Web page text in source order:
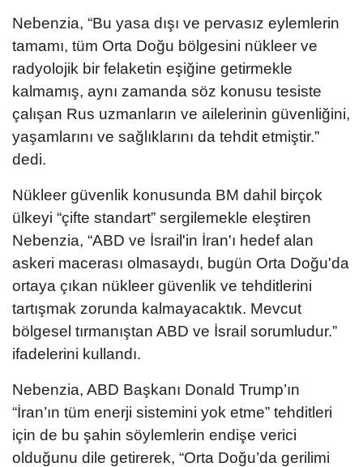
Nebenzia, “Bu yasa dışı ve pervasız eylemlerin
tamamı, tüm Orta Doğu bölgesini nükleer ve
radyolojik bir felaketin eşiğine getirmekle
kalmamış, aynı zamanda söz konusu tesiste
çalışan Rus uzmanların ve ailelerinin güvenliğini,
yaşamlarını ve sağlıklarını da tehdit etmiştir.”
dedi.
Nükleer güvenlik konusunda BM dahil birçok
ülkeyi “çifte standart” sergilemekle eleştiren
Nebenzia, “ABD ve İsrail'in İran'ı hedef alan
askeri macerası olmasaydı, bugün Orta Doğu'da
ortaya çıkan nükleer güvenlik ve tehditlerini
tartışmak zorunda kalmayacaktık. Mevcut
bölgesel tırmanıştan ABD ve İsrail sorumludur.”
ifadelerini kullandı.
Nebenzia, ABD Başkanı Donald Trump’ın
“İran’ın tüm enerji sistemini yok etme” tehditleri
için de bu şahin söylemlerin endişe verici
olduğunu dile getirerek, “Orta Doğu’da gerilimi